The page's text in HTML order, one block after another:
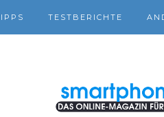
TESTBERICHTE